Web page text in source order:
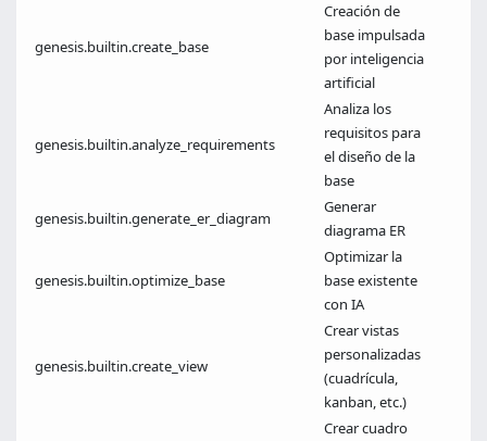
genesis.builtin.create_base
Creación de
base impulsada
por inteligencia
artificial
genesis.builtin.analyze_requirements
Analiza los
requisitos para
el diseño de la
base
genesis.builtin.generate_er_diagram
Generar
diagrama ER
genesis.builtin.optimize_base
Optimizar la
base existente
con IA
genesis.builtin.create_view
Crear vistas
personalizadas
(cuadrícula,
kanban, etc.)
Crear cuadro